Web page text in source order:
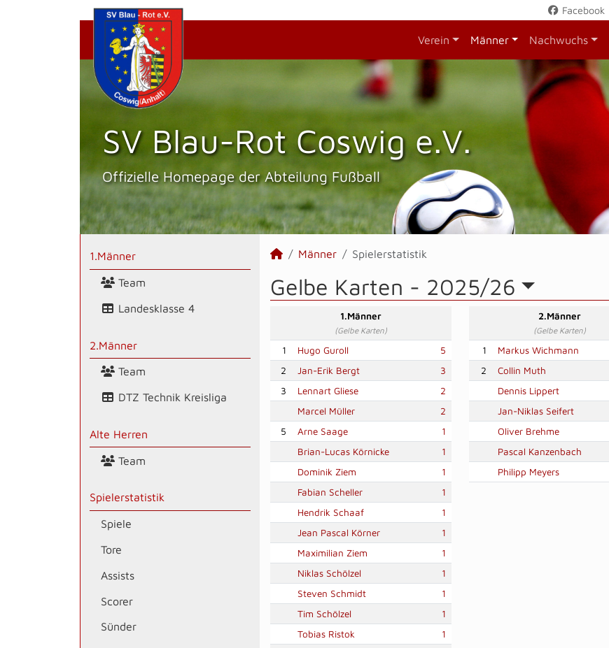
Facebook
Verein Männer Nachwuchs
SV Blau-Rot Coswig e.V.
Offizielle Homepage der Abteilung Fußball
1.Männer
Team
Landesklasse 4
2.Männer
Team
DTZ Technik Kreisliga
Alte Herren
Team
Spielerstatistik
Spiele
Tore
Assists
Scorer
Sünder
Männer Spielerstatistik
Gelbe Karten - 2025/26
1.Männer
(Gelbe Karten)
1 Hugo Guroll
5
2
Jan-Erik Bergt
3
3
Lennart Gliese
2
Marcel Müller
2
5
Arne Saage
1
Brian-Lucas Körnicke
1
Dominik Ziem
1
Fabian Scheller
1
Hendrik Schaaf
1
Jean Pascal Körner
1
Maximilian Ziem
1
Niklas Schölzel
1
Steven Schmidt
1
Tim Schölzel
1
Tobias Ristok
1
2.Männer
(Gelbe Karten)
1 Markus Wichmann
2
Collin Muth
Dennis Lippert
Jan-Niklas Seifert
Oliver Brehme
Pascal Kanzenbach
Philipp Meyers